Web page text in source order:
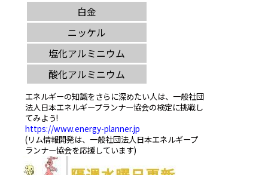
エネルギーの知識をさらに深めたい人は、一般社団
法人日本エネルギープランナー協会の検定に挑戦し
てみよう!
https://www.energy-planner.jp
(リム情報開発は、一般社団法人日本エネルギープ
ランナー協会を応援しています)